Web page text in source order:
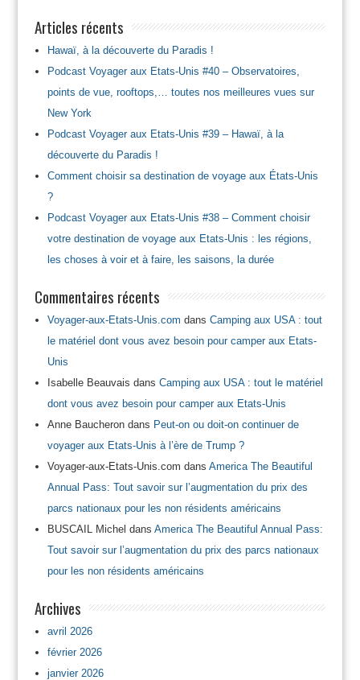
Articles récents
Hawaï, à la découverte du Paradis !
Podcast Voyager aux Etats-Unis #40 – Observatoires,
points de vue, rooftops,… toutes nos meilleures vues sur
New York
Podcast Voyager aux Etats-Unis #39 – Hawaï, à la
découverte du Paradis !
Comment choisir sa destination de voyage aux États-Unis
?
Podcast Voyager aux Etats-Unis #38 – Comment choisir
votre destination de voyage aux Etats-Unis : les régions,
les choses à voir et à faire, les saisons, la durée
Commentaires récents
Voyager-aux-Etats-Unis.com dans Camping aux USA : tout
le matériel dont vous avez besoin pour camper aux Etats-
Unis
Isabelle Beauvais dans Camping aux USA : tout le matériel
dont vous avez besoin pour camper aux Etats-Unis
Anne Baucherondans Peut-on ou doit-on continuer de
voyager aux Etats-Unis à l’ère de Trump ?
Voyager-aux-Etats-Unis.com dans America The Beautiful
Annual Pass: Tout savoir sur l’augmentation du prix des
parcs nationaux pour les non résidents américains
BUSCAIL Michel dans America The Beautiful Annual Pass:
Tout savoir sur l’augmentation du prix des parcs nationaux
pour les non résidents américains
Archives
avril 2026
février 2026
janvier 2026